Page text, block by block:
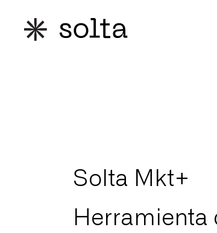
Solta Mkt+
Herramienta